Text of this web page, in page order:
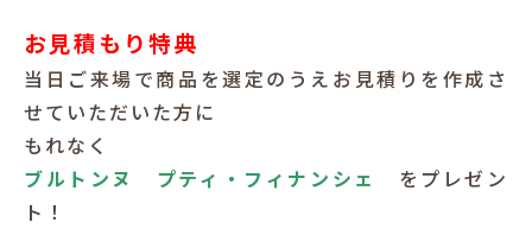
お見積もり特典
当日ご来場で商品を選定のうえお見積りを作成さ
せていただいた方に
もれなく
ブルトンヌ プティ・フィナンシェ
をプレゼン
ト！